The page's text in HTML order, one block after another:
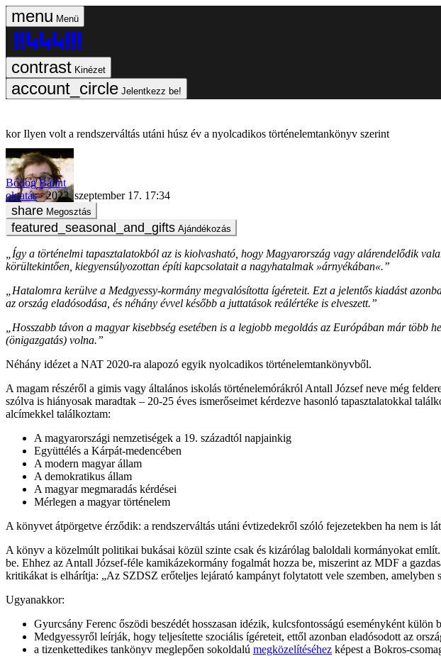
Menü
Kinézet
Jelentkezz be!
Ilyen volt a rendszerváltás utáni húsz év a nyolcadikos történelemtankönyv szerint
Bódog Bálint
oktatás
2023. szeptember 17. 17:34
Megosztás
Ajándékozás
„Így a történelmi tapasztalatokból az is kiolvasható, hogy Magyarország vagy alárendelődik
körültekintően, kiegyensúlyozottan építi kapcsolatait a nagyhatalmak »árnyékában«.”
„Hatalomra kerülve a Medgyessy-kormány megvalósította ígéreteit. Ezt a jelentős kiadást
az ország eladósodása, és néhány évvel később a juttatások reálértéke is elveszett.”
„Hosszabb távon a magyar kisebbség esetében is a legjobb megoldás az Európában már
(önigazgatás) volna.”
Néhány idézet a NAT 2020-ra alapozó egyik nyolcadikos történelemtankönyvből.
A magam részéről a gimis vagy általános iskolás történelemórákról Antall József neve még
szólva is hiányosak maradtak – 20-25 éves ismerőseimet kérdezve hasonló tapasztalatokkal
alcímekkel találkoztam:
A magyarországi nemzetiségek a 19. századtól napjainkig
Együttélés a Kárpát-medencében
A modern magyar állam
A demokratikus állam
A magyar megmaradás kérdései
Mérlegen a magyar történelem
A könyvet átpörgetve érződik: a rendszerváltás utáni évtizedekről szóló fejezetekben ha nem is
A könyv a közelmúlt politikai bukásai közül szinte csak és kizárólag baloldali kormányokat
be. Ehhez az Antall József-féle kamikázekormány fogalmát hozza be, miszerint az MDF a
kritikákat is elhárítja: „Az SZDSZ erőteljes lejárató kampányt folytatott vele szemben,
Ugyanakkor:
Gyurcsány Ferenc őszödi beszédét hosszasan idézik, kulcsfontosságú eseményként külön
Medgyessyről leírják, hogy teljesítette szociális ígéreteit, ettől azonban eladósodott az
a tizenkettedikes tankönyv meglepően sokoldalú megközelítéséhez képest a Bokros-